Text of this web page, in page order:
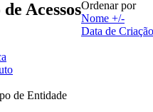
AcessosOrdenar por
Nome +/-
Data de Criação
de Entidade